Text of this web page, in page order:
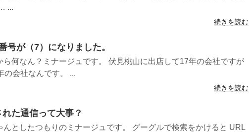
...
続きを読む
号が（7）になりました。
ら何なん？ミナージュです。 伏見桃山に出店して17年の会社ですが
の会社なんです。 ...
続きを読む
た通信って大事？
んとしたつもりのミナージュです。 グーグルで検索をかけると URL